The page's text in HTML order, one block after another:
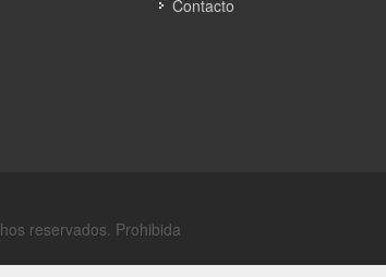
Contacto
reservados. Prohibida